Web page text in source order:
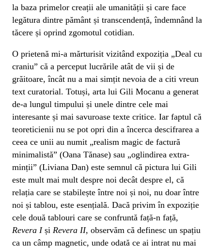
la baza primelor creații ale umanității și care face
legătura dintre pământ și transcendență, îndemnând la
tăcere și oprind zgomotul cotidian.
O prietenă mi-a mărturisit vizitând expoziția „Deal cu
craniu” că a perceput lucrările atât de vii și de
grăitoare, încât nu a mai simțit nevoia de a citi vreun
text curatorial. Totuși, arta lui Gili Mocanu a generat
de-a lungul timpului și unele dintre cele mai
interesante și mai savuroase texte critice. Iar faptul că
teoreticienii nu se pot opri din a încerca descifrarea a
ceea ce unii au numit „realism magic de factură
minimalistă” (Oana Tănase) sau „oglindirea extra-
minții” (Liviana Dan) este semnul că pictura lui Gili
este mult mai mult despre noi decât despre el, că
relația care se stabilește între noi și noi, nu doar între
noi și tablou, este esențială. Dacă privim în expoziție
cele două tablouri care se confruntă față-n față,
Revera Iși Revera II, observăm că definesc un spațiu
ca un câmp magnetic, unde odată ce ai intrat nu mai